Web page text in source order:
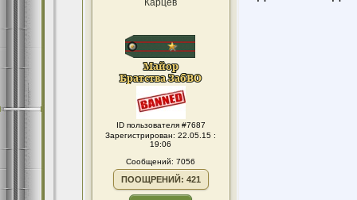
Карцев
ID пользователя #7687
Зарегистрирован: 22.05.15 :
19:06
Сообщений: 7056
ПООЩРЕНИЙ: 421